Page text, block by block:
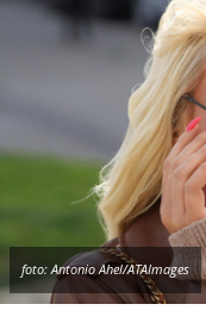
foto: Antonio Ahel/ATAImages